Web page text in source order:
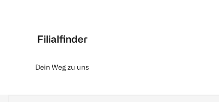
Filialfinder
Dein Weg zu uns